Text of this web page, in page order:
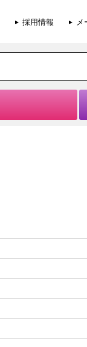
採用情報 メ